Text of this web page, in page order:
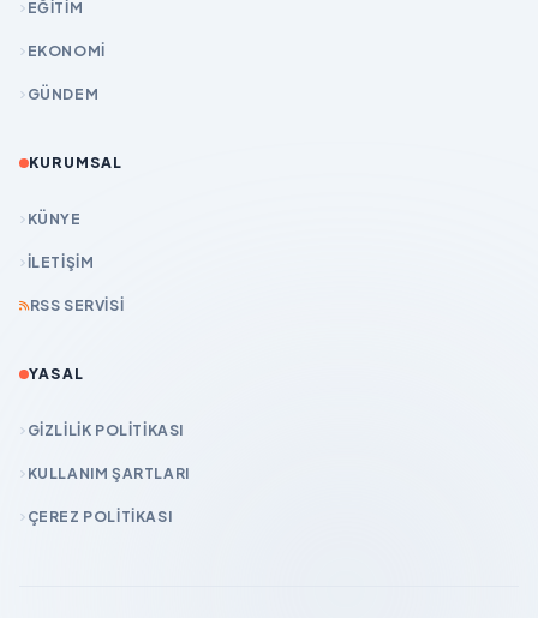
EĞİTİM
EKONOMİ
GÜNDEM
KURUMSAL
KÜNYE
İLETIŞIM
RSS SERVISI
YASAL
GIZLILIK POLITIKASI
KULLANIM ŞARTLARI
ÇEREZ POLITIKASI